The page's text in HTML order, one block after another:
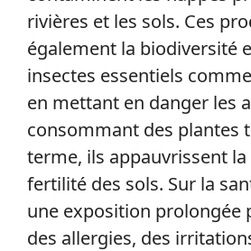
rivières et les sols. Ces
également la biodiversité
insectes essentiels
en mettant en danger les
consommant des plantes
terme, ils appauvrissent
fertilité des sols. Sur la
une exposition prolongée
des allergies, des